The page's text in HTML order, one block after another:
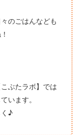
のごはんなども
ぶたラボ】では
います。
♪